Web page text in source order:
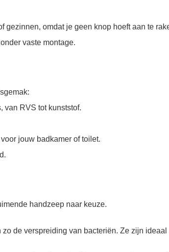
gezinnen, omdat je geen knop hoeft aan te
vaste montage.
van RVS tot kunststof.
jouw badkamer of toilet.
handzeep naar keuze.
de verspreiding van bacteriën. Ze zijn ideaal